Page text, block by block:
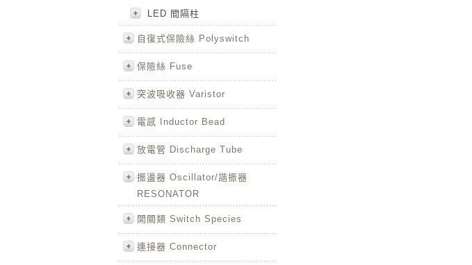
LED 間隔柱
自復式保險絲 Polyswitch
保險絲 Fuse
突波吸收器 Varistor
電感 Inductor Bead
放電管 Discharge Tube
振盪器 Oscillator/諧振器
RESONATOR
開關類 Switch Species
連接器 Connector